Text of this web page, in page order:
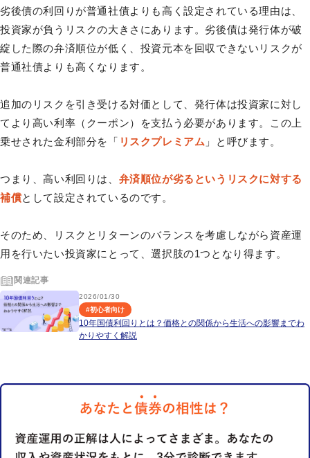
劣後債の利回りが普通社債よりも高く設定されている理由は、
投資家が負うリスクの大きさにあります。劣後債は発行体が破
綻した際の弁済順位が低く、投資元本を回収できないリスクが
普通社債よりも高くなります。
追加のリスクを引き受ける対価として、発行体は投資家に対し
てより高い利率（クーポン）を支払う必要があります。この上
乗せされた金利部分を「 リスクプレミアム 」と呼びます。
つまり、高い利回りは、 弁済順位が劣るというリスクに対する
補償として設定されているのです。
そのため、リスクとリターンのバランスを考慮しながら資産運
用を行いたい投資家にとって、選択肢の1つとなり得ます。
関連記事
2026/01/30
#初心者向け
10年国債利回りとは？価格との関係から生活への影響までわ
かりやすく解説